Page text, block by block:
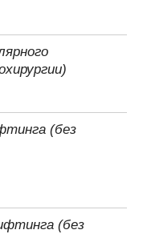
(без
(без